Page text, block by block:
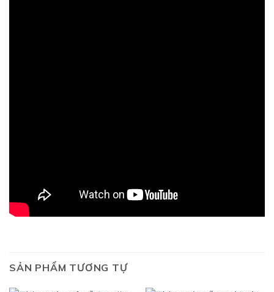
SẢN PHẨM TƯƠNG TỰ